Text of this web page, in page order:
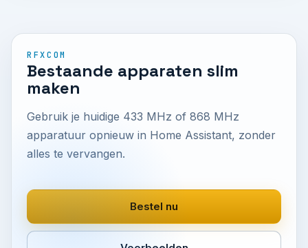
RFXCOM
Bestaande apparaten slim
maken
Gebruik je huidige 433 MHz of 868 MHz
apparatuur opnieuw in Home Assistant, zonder
alles te vervangen.
Bestel nu